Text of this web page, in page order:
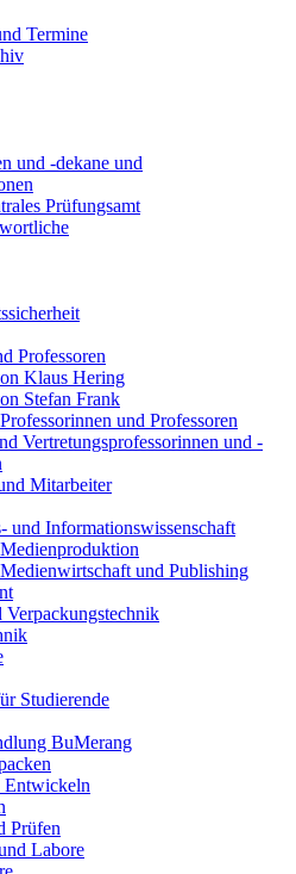
Termine
und -dekane und
Prüfungsamt
Professoren
Klaus Hering
Stefan Frank
und Professoren
Vertretungsprofessorinnen und -
Mitarbeiter
und Informationswissenschaft
und Publishing
Studierende
BuMerang
Entwickeln
Prüfen
Labore